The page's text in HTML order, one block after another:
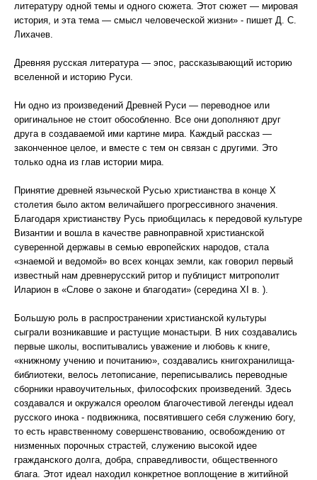
литературу одной темы и одного сюжета. Этот сюжет — мировая
история, и эта тема — смысл человеческой жизни» - пишет Д. С.
Лихачев.
Древняя русская литература — эпос, рассказывающий историю
вселенной и историю Руси.
Ни одно из произведений Древней Руси — переводное или
оригинальное не стоит обособленно. Все они дополняют друг
друга в создаваемой ими картине мира. Каждый рассказ —
законченное целое, и вместе с тем он связан с другими. Это
только одна из глав истории мира.
Принятие древней языческой Русью христианства в конце X
столетия было актом величайшего прогрессивного значения.
Благодаря христианству Русь приобщилась к передовой культуре
Византии и вошла в качестве равноправной христианской
суверенной державы в семью европейских народов, стала
«знаемой и ведомой» во всех концах земли, как говорил первый
известный нам древнерусский ритор и публицист митрополит
Иларион в «Слове о законе и благодати» (середина XI в. ).
Большую роль в распространении христианской культуры
сыграли возникавшие и растущие монастыри. В них создавались
первые школы, воспитывались уважение и любовь к книге,
«книжному учению и почитанию», создавались книгохранилища-
библиотеки, велось летописание, переписывались переводные
сборники нравоучительных, философских произведений. Здесь
создавался и окружался ореолом благочестивой легенды идеал
русского инока - подвижника, посвятившего себя служению богу,
то есть нравственному совершенствованию, освобождению от
низменных порочных страстей, служению высокой идее
гражданского долга, добра, справедливости, общественного
блага. Этот идеал находил конкретное воплощение в житийной